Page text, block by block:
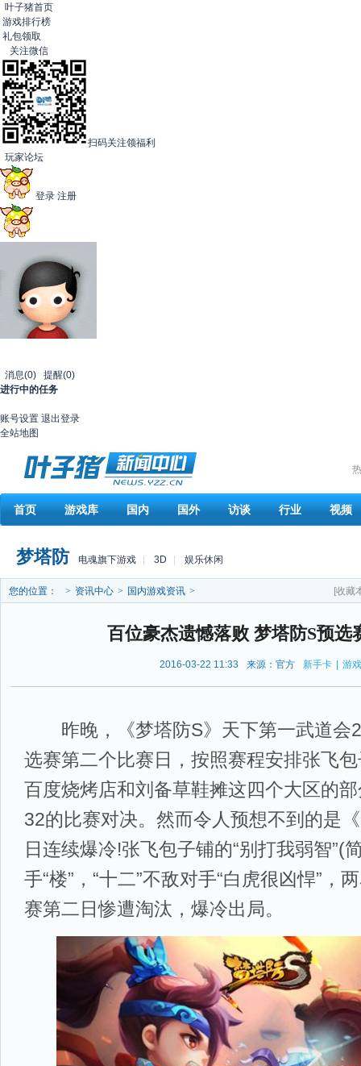
叶子猪首页
游戏排行榜
礼包领取
关注微信
扫码关注领福利
玩家论坛
登录 注册
消息(0) 提醒(0)
进行中的任务
账号设置 退出登录
全站地图
首页 游戏库 国内 国外 访谈 行业 视频
梦塔防 电魂旗下游戏 3D 娱乐休闲
您的位置： > 资讯中心 > 国内游戏资讯 > [收藏
百位豪杰遗憾落败 梦塔防S预选
2016-03-22 11:33 来源：官方 新手卡 游
昨晚，《梦塔防S》天下第一武道会
选赛第二个比赛日，按照赛程安排张飞
百度烧烤店和刘备草鞋摊这四个大区的
32的比赛对决。然而令人预想不到的是
日连续爆冷!张飞包子铺的“别打我弱智”(
手“楼”，“十二”不敌对手“白虎很凶悍”，
赛第二日惨遭淘汰，爆冷出局。